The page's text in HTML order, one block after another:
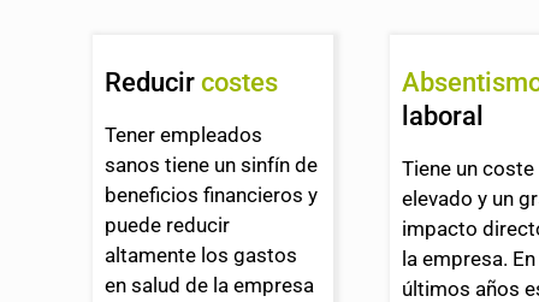
Reducir costes
Tener empleados
sanos tiene un sinfín de
beneficios financieros y
puede reducir
altamente los gastos
en salud de la empresa
laboral
Tiene un
elevado y un
impacto
la empresa.
últimos años